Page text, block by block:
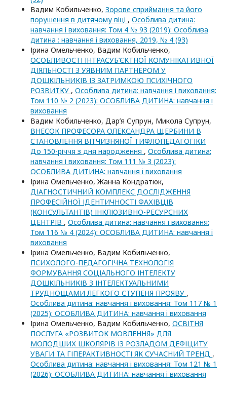
Вадим Кобильченко, Зорове сприймання та його
порушення в дитячому віці , Особлива дитина:
навчання і виховання: Том 4 № 93 (2019): Особлива
дитина : навчання і виховання, 2019, № 4 (93)
Ірина Омельченко, Вадим Кобильченко,
ОСОБЛИВОСТІ ІНТРАСУБ’ЄКТНОЇ КОМУНІКАТИВНОЇ
ДІЯЛЬНОСТІ З УЯВНИМ ПАРТНЕРОМ У
ДОШКІЛЬНИКІВ ІЗ ЗАТРИМКОЮ ПСИХІЧНОГО
РОЗВИТКУ , Особлива дитина: навчання і виховання:
Том 110 № 2 (2023): ОСОБЛИВА ДИТИНА: навчання i
виховання
Вадим Кобильченко, Дар’я Супрун, Микола Супрун,
ВНЕСОК ПРОФЕСОРА ОЛЕКСАНДРА ЩЕРБИНИ В
СТАНОВЛЕННЯ ВІТЧИЗНЯНОЇ ТИФЛОПЕДАГОГІКИ
До 150-річчя з дня народження , Особлива дитина:
навчання і виховання: Том 111 № 3 (2023):
ОСОБЛИВА ДИТИНА: навчання i виховання
Ірина Омельченко, Жанна Кондратюк,
ДІАГНОСТИЧНИЙ КОМПЛЕКС ДОСЛІДЖЕННЯ
ПРОФЕСІЙНОЇ ІДЕНТИЧНОСТІ ФАХІВЦІВ
(КОНСУЛЬТАНТІВ) ІНКЛЮЗИВНО-РЕСУРСНИХ
ЦЕНТРІВ , Особлива дитина: навчання і виховання:
Том 116 № 4 (2024): ОСОБЛИВА ДИТИНА: навчання i
виховання
Ірина Омельченко, Вадим Кобильченко,
ПСИХОЛОГО-ПЕДАГОГІЧНА ТЕХНОЛОГІЯ
ФОРМУВАННЯ СОЦІАЛЬНОГО ІНТЕЛЕКТУ
ДОШКІЛЬНИКІВ З ІНТЕЛЕКТУАЛЬНИМИ
ТРУДНОЩАМИ ЛЕГКОГО СТУПЕНЯ ПРОЯВУ ,
Особлива дитина: навчання і виховання: Том 117 № 1
(2025): ОСОБЛИВА ДИТИНА: навчання i виховання
Ірина Омельченко, Вадим Кобильченко, ОСВІТНЯ
ПОСЛУГА «РОЗВИТОК МОВЛЕННЯ» ДЛЯ
МОЛОДШИХ ШКОЛЯРІВ ІЗ РОЗЛАДОМ ДЕФІЦИТУ
УВАГИ ТА ГІПЕРАКТИВНОСТІ ЯК СУЧАСНИЙ ТРЕНД ,
Особлива дитина: навчання і виховання: Том 121 № 1
(2026): ОСОБЛИВА ДИТИНА: навчання i виховання